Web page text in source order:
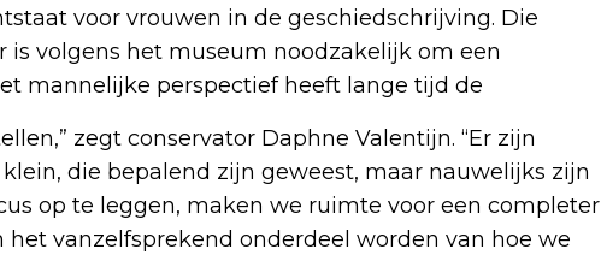
voor vrouwen in de geschiedschrijving. Die
volgens het museum noodzakelijk om een
mannelijke perspectief heeft lange tijd de
zegt conservator Daphne Valentijn. “Er zijn
die bepalend zijn geweest, maar nauwelijks zijn
op te leggen, maken we ruimte voor een completer
het vanzelfsprekend onderdeel worden van hoe we